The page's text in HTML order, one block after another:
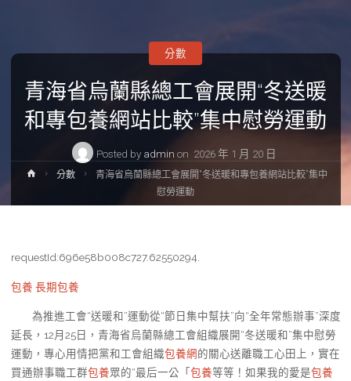
青海省烏蘭縣總工會展開“冬送暖
和專包養網站比較”集中慰勞運動
Posted by admin on 2026 年 1 月 20 日
分數
Home分數
青海省烏蘭縣總工會展開“冬送暖和專包養網站比較”集中
慰勞運動
requestId:696e58b008c727.62550294.
包養 長期包養
為推進工會“送暖和”運動從“節日集中幫扶”向“全年常態辦事”深度
延長，12月25日，青海省烏蘭縣總工會組織展開“冬送暖和”集中慰勞
運動，專心用情把黨和工會組織包養網的關心送離職工心田上，實在
買通辦事職工群包養眾的“最后一公「 包養等等！如果我的愛是包養